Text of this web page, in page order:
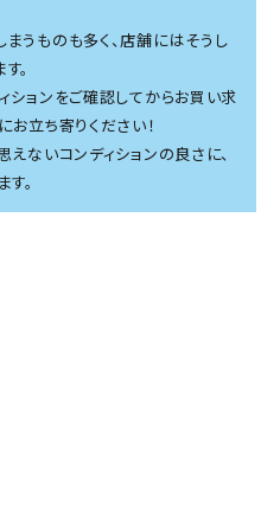
うものも多く、店舗にはそうし
。
ションをご確認してからお買い求
お立ち寄りください！
ないコンディションの良さに、
。